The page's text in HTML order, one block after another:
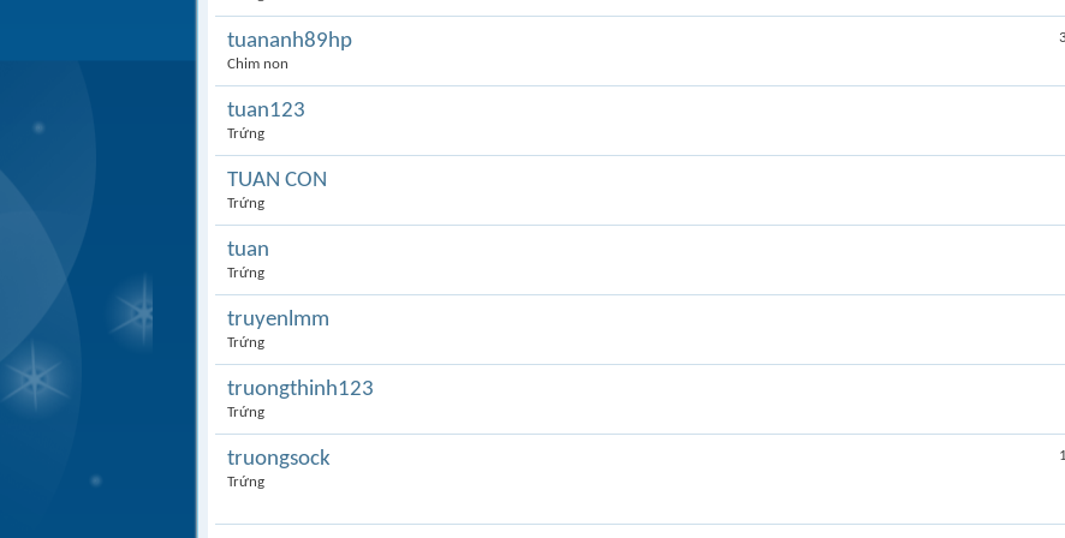
tuananh89hp
Chim non
tuan123
Trứng
TUAN CON
Trứng
tuan
Trứng
truyenlmm
Trứng
truongthinh123
Trứng
truongsock
Trứng